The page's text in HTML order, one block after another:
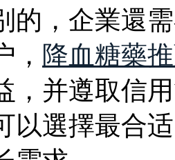
的，企業還
， 降血糖藥
，并遵取信
以選擇最合